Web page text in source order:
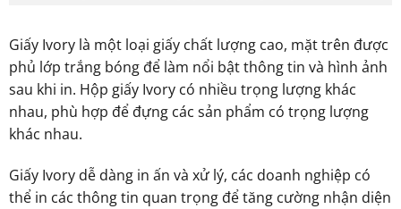
Giấy Ivory là một loại giấy chất lượng cao, mặt trên được
phủ lớp trắng bóng để làm nổi bật thông tin và hình ảnh
sau khi in. Hộp giấy Ivory có nhiều trọng lượng khác
nhau, phù hợp để đựng các sản phẩm có trọng lượng
khác nhau.
Giấy Ivory dễ dàng in ấn và xử lý, các doanh nghiệp có
thể in các thông tin quan trọng để tăng cường nhận diện